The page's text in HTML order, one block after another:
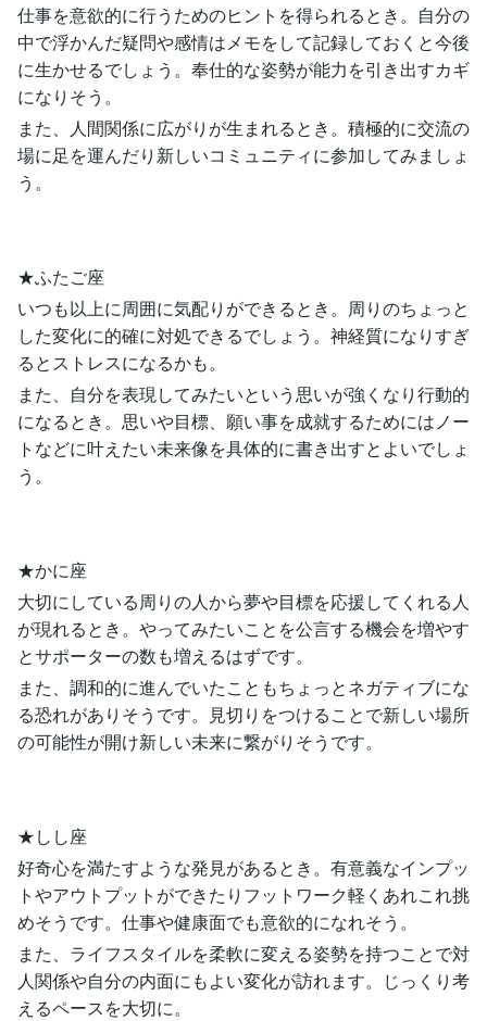
仕事を意欲的に行うためのヒントを得られるとき。自分の
中で浮かんだ疑問や感情はメモをして記録しておくと今後
に生かせるでしょう。奉仕的な姿勢が能力を引き出すカギ
になりそう。
また、人間関係に広がりが生まれるとき。積極的に交流の
場に足を運んだり新しいコミュニティに参加してみましょ
う。
★ふたご座
いつも以上に周囲に気配りができるとき。周りのちょっと
した変化に的確に対処できるでしょう。神経質になりすぎ
るとストレスになるかも。
また、自分を表現してみたいという思いが強くなり行動的
になるとき。思いや目標、願い事を成就するためにはノー
トなどに叶えたい未来像を具体的に書き出すとよいでしょ
う。
★かに座
大切にしている周りの人から夢や目標を応援してくれる人
が現れるとき。やってみたいことを公言する機会を増やす
とサポーターの数も増えるはずです。
また、調和的に進んでいたこともちょっとネガティブにな
る恐れがありそうです。見切りをつけることで新しい場所
の可能性が開け新しい未来に繋がりそうです。
★しし座
好奇心を満たすような発見があるとき。有意義なインプッ
トやアウトプットができたりフットワーク軽くあれこれ挑
めそうです。仕事や健康面でも意欲的になれそう。
また、ライフスタイルを柔軟に変える姿勢を持つことで対
人関係や自分の内面にもよい変化が訪れます。じっくり考
えるペースを大切に。